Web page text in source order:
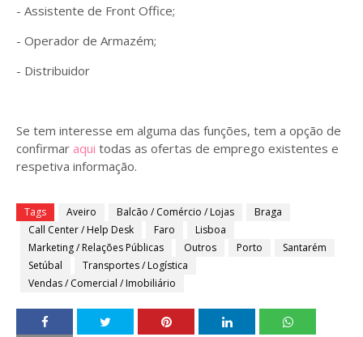
- Assistente de Front Office;
- Operador de Armazém;
- Distribuidor
Se tem interesse em alguma das funções, tem a opção de
confirmar aqui todas as ofertas de emprego existentes e
respetiva informação.
Tags Aveiro Balcão / Comércio / Lojas
Braga
Call Center / Help Desk
Faro
Lisboa
Marketing / Relações Públicas
Outros Porto
Santarém
Setúbal
Transportes / Logística
Vendas / Comercial / Imobiliário